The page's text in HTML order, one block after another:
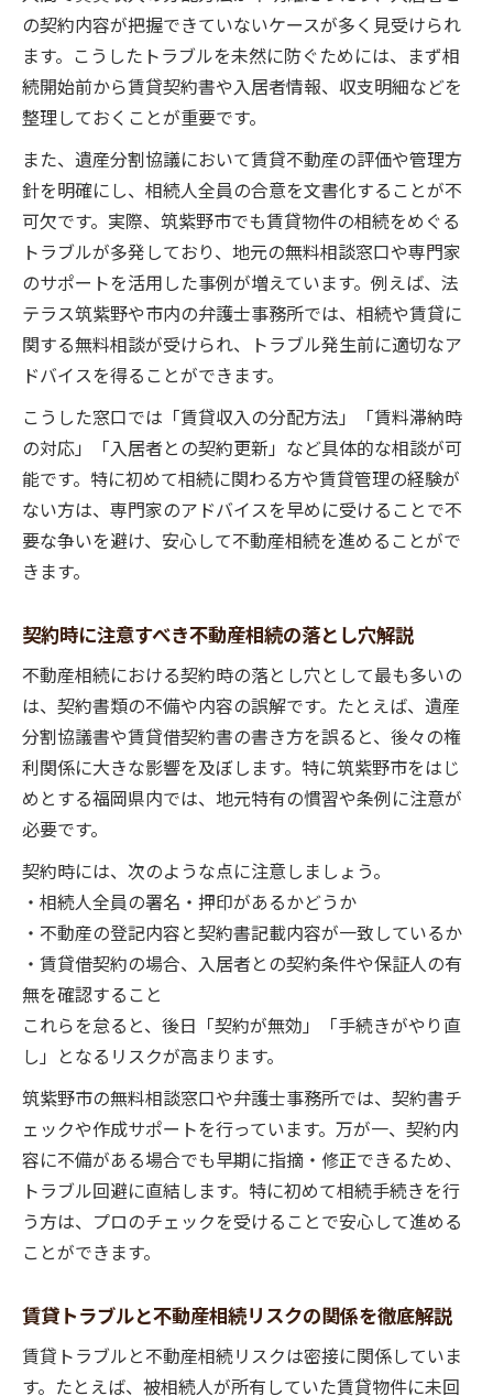
の契約内容が把握できていないケースが多く見受けられ
ます。こうしたトラブルを未然に防ぐためには、まず相
続開始前から賃貸契約書や入居者情報、収支明細などを
整理しておくことが重要です。
また、遺産分割協議において賃貸不動産の評価や管理方
針を明確にし、相続人全員の合意を文書化することが不
可欠です。実際、筑紫野市でも賃貸物件の相続をめぐる
トラブルが多発しており、地元の無料相談窓口や専門家
のサポートを活用した事例が増えています。例えば、法
テラス筑紫野や市内の弁護士事務所では、相続や賃貸に
関する無料相談が受けられ、トラブル発生前に適切なア
ドバイスを得ることができます。
こうした窓口では「賃貸収入の分配方法」「賃料滞納時
の対応」「入居者との契約更新」など具体的な相談が可
能です。特に初めて相続に関わる方や賃貸管理の経験が
ない方は、専門家のアドバイスを早めに受けることで不
要な争いを避け、安心して不動産相続を進めることがで
きます。
契約時に注意すべき不動産相続の落とし穴解説
不動産相続における契約時の落とし穴として最も多いの
は、契約書類の不備や内容の誤解です。たとえば、遺産
分割協議書や賃貸借契約書の書き方を誤ると、後々の権
利関係に大きな影響を及ぼします。特に筑紫野市をはじ
めとする福岡県内では、地元特有の慣習や条例に注意が
必要です。
契約時には、次のような点に注意しましょう。
・相続人全員の署名・押印があるかどうか
・不動産の登記内容と契約書記載内容が一致しているか
・賃貸借契約の場合、入居者との契約条件や保証人の有
無を確認すること
これらを怠ると、後日「契約が無効」「手続きがやり直
し」となるリスクが高まります。
筑紫野市の無料相談窓口や弁護士事務所では、契約書チ
ェックや作成サポートを行っています。万が一、契約内
容に不備がある場合でも早期に指摘・修正できるため、
トラブル回避に直結します。特に初めて相続手続きを行
う方は、プロのチェックを受けることで安心して進める
ことができます。
賃貸トラブルと不動産相続リスクの関係を徹底解説
賃貸トラブルと不動産相続リスクは密接に関係していま
す。たとえば、被相続人が所有していた賃貸物件に未回